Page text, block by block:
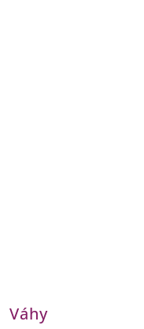
Váhy